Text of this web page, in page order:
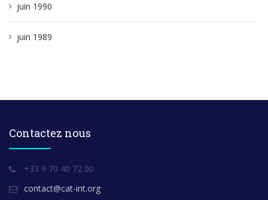
juin 1990
juin 1989
Contactez nous
+33 9 70 40 72 00
contact@cat-int.org